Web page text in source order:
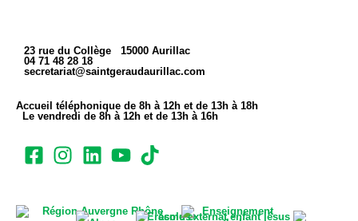
23 rue du Collège 15000 Aurillac
04 71 48 28 18
secretariat@saintgeraudaurillac.com
Accueil téléphonique de 8h à 12h et de 13h à 18h
Le vendredi de 8h à 12h et de 13h à 16h